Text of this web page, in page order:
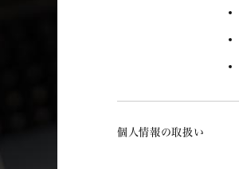
個人情報の取扱い